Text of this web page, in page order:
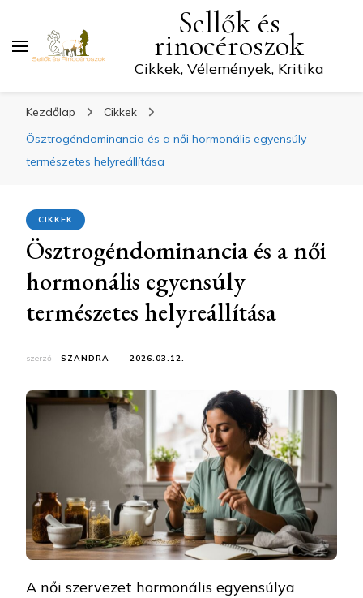
Sellők és
rinocéroszok
Cikkek, Vélemények, Kritika
Kezdőlap
Cikkek
Ösztrogéndominancia és a női hormonális egyensúly
természetes helyreállítása
CIKKEK
Ösztrogéndominancia és a női
hormonális egyensúly
természetes helyreállítása
szerző: SZANDRA 2026.03.12.
A női szervezet hormonális egyensúlya